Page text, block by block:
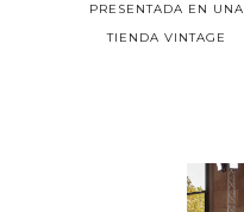
PRESENTADA EN UNA
TIENDA VINTAGE